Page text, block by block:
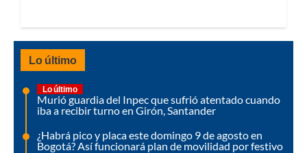
Lo último
Lo último
Murió guardia del Inpec que sufrió atentado cuando
iba a recibir turno en Girón, Santander
¿Habrá pico y placa este domingo 9 de agosto en
Bogotá? Así funcionará plan de movilidad por festivo